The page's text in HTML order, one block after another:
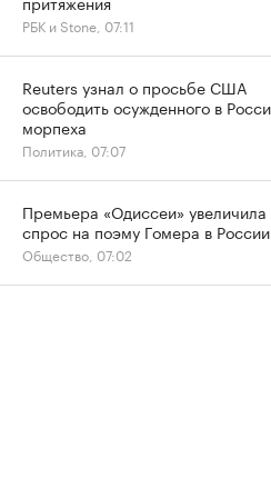
РБК и Stone, 07:11
Reuters узнал о просьбе США
освободить осужденного в
морпеха
Политика, 07:07
Премьера «Одиссеи» увеличила
спрос на поэму Гомера в России
Общество, 07:02